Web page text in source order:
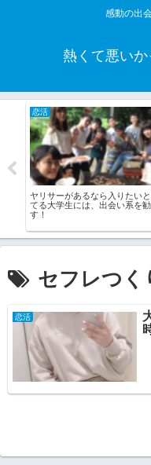
感動の出
熱くて悪いか
恋活
ヤリサーがあるなら入りたい
てる大学生には、出会い系を
す！
セフレつく
恋活